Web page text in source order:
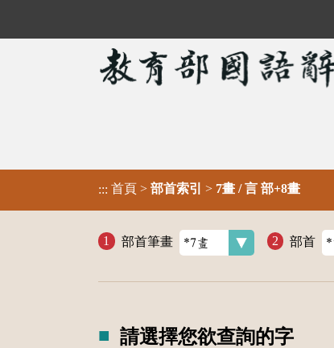
::: 首頁 > 部首索引 > 7畫 / 言 部+8畫
部首筆畫 部首
請選擇您欲查詢的字